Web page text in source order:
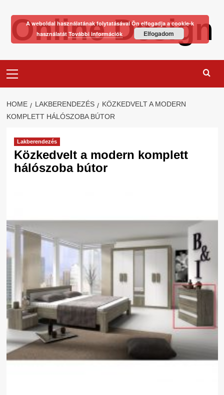
contentOnline Design
Menu
HOME LAKBERENDEZÉS
KÖZKEDVELT A MODERN
KOMPLETT HÁLÓSZOBA BÚTOR
Lakberendezés
Közkedvelt a modern komplett
hálószoba bútor
A weboldal használatának folytatásával Ön elfogadja a cookie-k
használatát További információk Elfogadom